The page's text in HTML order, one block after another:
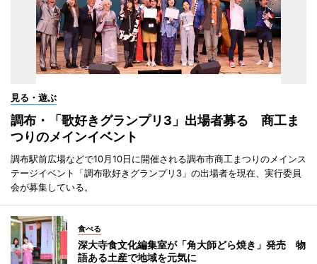
見る・遊ぶ
調布・「歌好きグランプリ3」出場者募る 商工ま
つりのメインイベント
調布駅前広場などで10月10日に開催される調布市商工まつりのメインス
テージイベント「調布歌好きグランプリ3」の出場者を現在、実行委員
会が募集している。
食べる
深大寺食文化編集室が「角大師どら焼き」発売 物
語ある土産で地域を元気に